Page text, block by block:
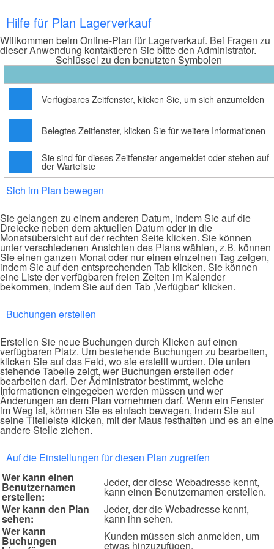
Hilfe für Plan Lagerverkauf
Willkommen beim Online-Plan für Lagerverkauf. Bei Fragen zu
dieser Anwendung kontaktieren Sie bitte den Administrator.
Schlüssel zu den benutzten Symbolen
Verfügbares Zeitfenster, klicken Sie, um sich anzumelden
Belegtes Zeitfenster, klicken Sie für weitere Informationen
Sie sind für dieses Zeitfenster angemeldet oder stehen auf
der Warteliste
Sich im Plan bewegen
Sie gelangen zu einem anderen Datum, indem Sie auf die
Dreiecke neben dem aktuellen Datum oder in die
Monatsübersicht auf der rechten Seite klicken. Sie können
unter verschiedenen Ansichten des Plans wählen, z.B. können
Sie einen ganzen Monat oder nur einen einzelnen Tag zeigen,
indem Sie auf den entsprechenden Tab klicken. Sie können
eine Liste der verfügbaren freien Zeiten im Kalender
bekommen, indem Sie auf den Tab ‚Verfügbar‘ klicken.
Buchungen erstellen
Erstellen Sie neue Buchungen durch Klicken auf einen
verfügbaren Platz. Um bestehende Buchungen zu bearbeiten,
klicken Sie auf das Feld, wo sie erstellt wurden. Die unten
stehende Tabelle zeigt, wer Buchungen erstellen oder
bearbeiten darf. Der Administrator bestimmt, welche
Informationen eingegeben werden müssen und wer
Änderungen an dem Plan vornehmen darf. Wenn ein Fenster
im Weg ist, können Sie es einfach bewegen, indem Sie auf
seine Titelleiste klicken, mit der Maus festhalten und es an eine
andere Stelle ziehen.
Auf die Einstellungen für diesen Plan zugreifen
Wer kann einen
Benutzernamen
erstellen:
Jeder, der diese Webadresse kennt,
kann einen Benutzernamen erstellen.
Wer kann den Plan
sehen:
Jeder, der die Webadresse kennt,
kann ihn sehen.
Wer kann
Buchungen Kunden müssen sich anmelden, um
etwas hinzuzufügen.